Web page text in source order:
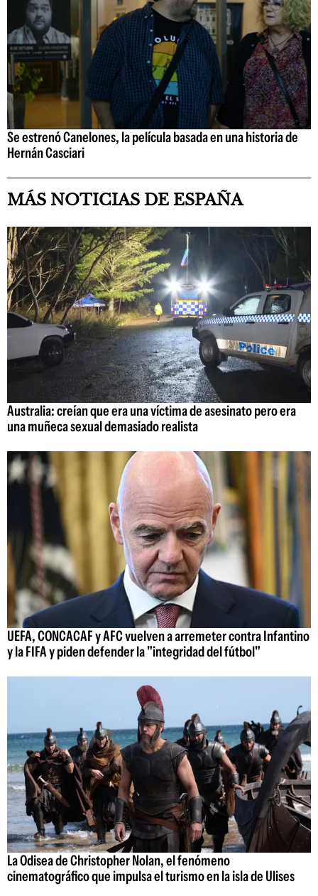
Se estrenó Canelones, la película basada en una historia de
Hernán Casciari
MÁS NOTICIAS DE ESPAÑA
Australia: creían que era una víctima de asesinato pero era
una muñeca sexual demasiado realista
UEFA, CONCACAF y AFC vuelven a arremeter contra Infantino
y la FIFA y piden defender la "integridad del fútbol"
La Odisea de Christopher Nolan, el fenómeno
cinematográfico que impulsa el turismo en la isla de Ulises